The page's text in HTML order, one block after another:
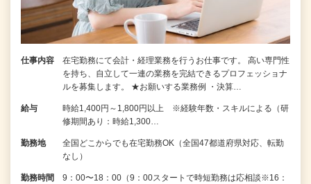
仕事内容
在宅勤務にて会計・経理業務を行うお仕事です。 高い専門性
を持ち、自立して一連の業務を完結できるプロフェッショナ
ルを募集します。 ★お願いする業務例 ・決算…
給与
時給1,400円～1,800円以上 ※経験年数・スキルによる（研
修期間あり：時給1,300…
勤務地
全国どこからでも在宅勤務OK（全国47都道府県対応、転勤
なし）
勤務時間
9：00〜18：00（9：00スタートで時短勤務は応相談※16：